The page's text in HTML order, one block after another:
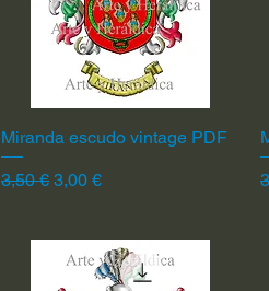
Vista rápida
Miranda escudo vintage PDF
Precio
3,50 € Precio de oferta
3,00 €